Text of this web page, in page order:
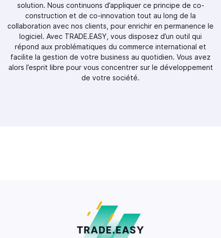
solution. Nous continuons d’appliquer ce principe de co-
construction et de co-innovation tout au long de la
collaboration avec nos clients, pour enrichir en permanence le
logiciel. Avec TRADE.EASY, vous disposez d’un outil qui
répond aux problématiques du commerce international et
facilite la gestion de votre business au quotidien. Vous avez
alors l’esprit libre pour vous concentrer sur le développement
de votre société.